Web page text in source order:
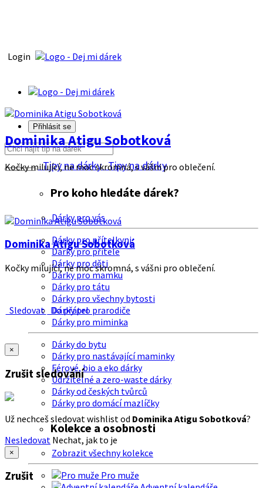
Login
Přihlásit se
Tipy na dárkyTipy na dárky
Pro koho hledáte dárek?
Dárky pro vás
Dárky pro přítelkyni
Dárky pro přítele
Dárky pro děti
Dárky pro mamku
Dárky pro tátu
Dárky pro všechny bytosti
Dárky pro prarodiče
Dárky pro miminka
Dárky do bytu
Dárky pro nastávající maminky
Férové, bio a eko dárky
Udržitelné a zero-waste dárky
Dárky od českých tvůrců
Dárky pro domácí mazlíčky
Kolekce a osobnosti
Zobrazit všechny kolekce
Pro muže
Dominika Atigu Sobotková
Kočky milující, ne moc skromná, s vášni pro oblečení.
Dominika Atigu Sobotková
Kočky milující, ne moc skromná, s vášni pro oblečení.
Sledovat Do přátel
×
Zrušit sledování
Už nechceš sledovat wishlist od Dominika Atigu Sobotková?
Nesledovat Nechat, jak to je
×
Zrušit